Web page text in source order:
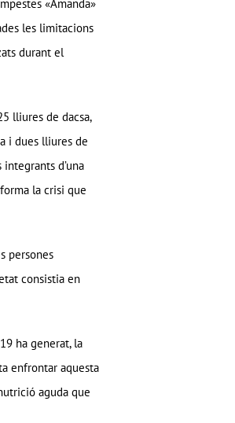
«Amanda»
les limitacions
durant el
lliures de dacsa,
i dues lliures de
d’una
la crisi que
persones
consistia en
ha generat, la
enfrontar aquesta
aguda que